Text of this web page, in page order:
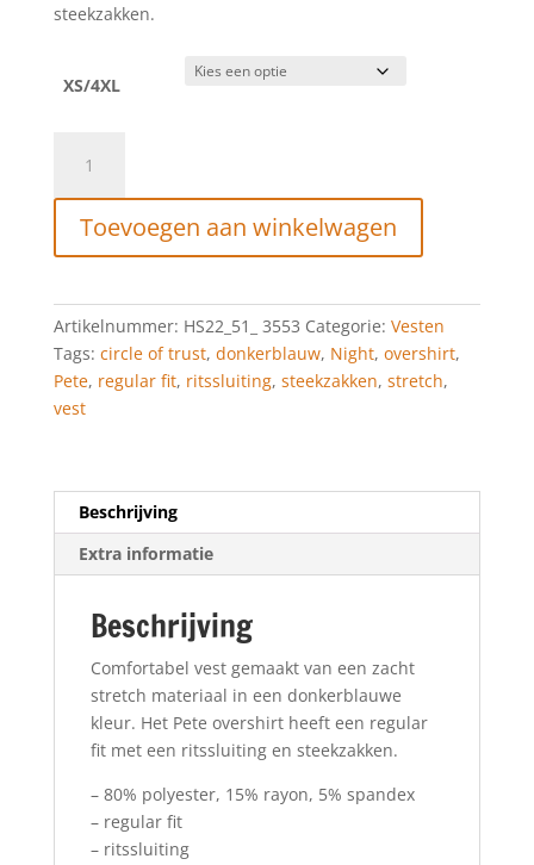
steekzakken.
XS/4XL
TRUST
PETE
ZIP
NIGHT
aantal
Toevoegen aan winkelwagen
Artikelnummer: HS22_51_ 3553 Categorie: Vesten
Tags: circle of trust, donkerblauw, Night, overshirt,
Pete, regular fit, ritssluiting, steekzakken, stretch,
vest
Beschrijving
Extra informatie
Beschrijving
Comfortabel vest gemaakt van een zacht
stretch materiaal in een donkerblauwe
kleur. Het Pete overshirt heeft een regular
fit met een ritssluiting en steekzakken.
– 80% polyester, 15% rayon, 5% spandex
– regular fit
– ritssluiting